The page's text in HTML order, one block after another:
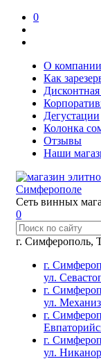
0
О компании
Как
Дегустации
Колонка
Отзывы
Наши
Сеть винных
0
г. Симферополь,
г.
ул.
г.
ул.
г.
г.
ул.